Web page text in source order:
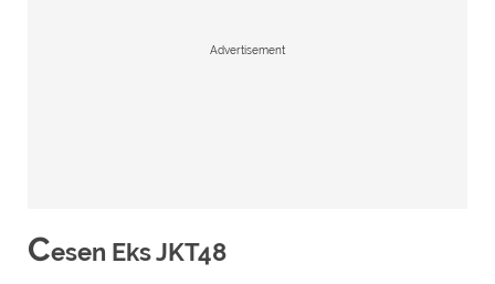
Advertisement
Cesen Eks JKT48